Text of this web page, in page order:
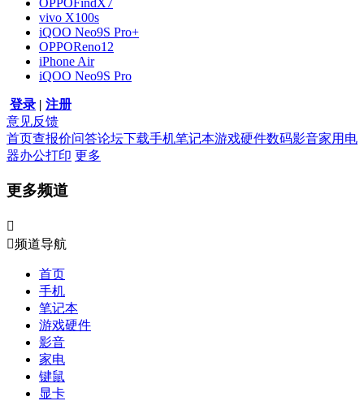
OPPOFindX7
vivo X100s
iQOO Neo9S Pro+
OPPOReno12
iPhone Air
iQOO Neo9S Pro
登录
注册
意见反馈
首页查报价问答论坛 下载手机笔记本游戏硬件数码影音家用电
器办公打印 更多
更多频道

频道导航
首页
手机
笔记本
游戏硬件
影音
家电
键鼠
显卡